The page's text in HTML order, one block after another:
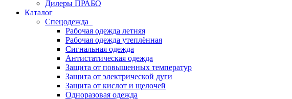
Дилеры ПРАБО
Каталог
Спецодежда
Рабочая одежда летняя
Рабочая одежда утеплённая
Сигнальная одежда
Антистатическая одежда
Защита от повышенных температур
Защита от электрической дуги
Защита от кислот и щелочей
Одноразовая одежда